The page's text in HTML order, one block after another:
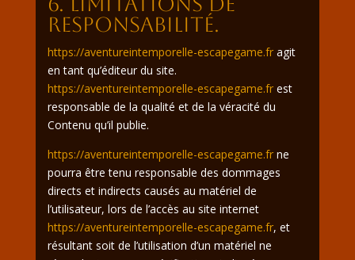
responsabilité.
https://aventureintemporelle-escapegame.fragit
en tant qu’éditeur du site.
https://aventureintemporelle-escapegame.frest
responsable de la qualité et de la véracité du
Contenu qu’il publie.
https://aventureintemporelle-escapegame.frne
pourra être tenu responsable des dommages
directs et indirects causés au matériel de
l’utilisateur, lors de l’accès au site internet
https://aventureintemporelle-escapegame.fr, et
résultant soit de l’utilisation d’un matériel ne